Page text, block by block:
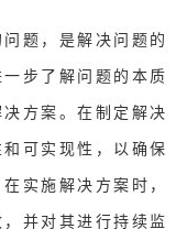
题，是解决问题的
步了解问题的本质
方案。在制定解决
可实现性，以确保
实施解决方案时，
并对其进行持续监